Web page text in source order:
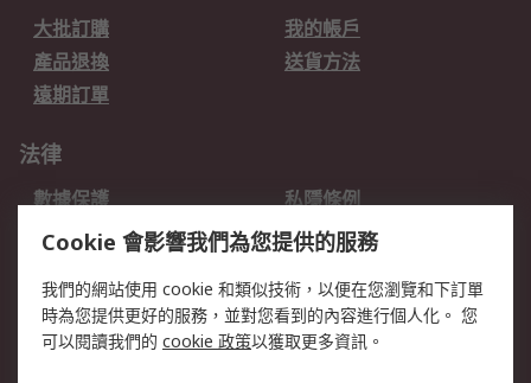
大批訂購
我的帳戶
產品退換
送貨方法
遠期訂單
法律
數據保護
私隱條例
網站條款
郵件安全
關於RS
Cookie 會影響我們為您提供的服務
我們的網站使用 cookie 和類似技術，以便在您瀏覽和下訂單
時為您提供更好的服務，並對您看到的內容進行個人化。 您
可以閱讀我們的 cookie 政策以獲取更多資訊。